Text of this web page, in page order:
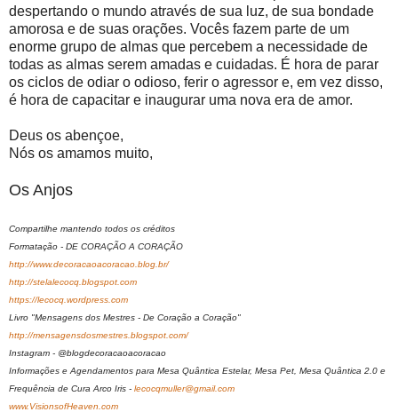
despertando o mundo através de sua luz, de sua bondade
amorosa e de suas orações. Vocês fazem parte de um
enorme grupo de almas que percebem a necessidade de
todas as almas serem amadas e cuidadas. É hora de parar
os ciclos de odiar o odioso, ferir o agressor e, em vez disso,
é hora de capacitar e inaugurar uma nova era de amor.
Deus os abençoe,
Nós os amamos muito,
Os Anjos
Compartilhe mantendo todos os créditos
Formatação - DE CORAÇÃO A CORAÇÃO
http://www.decoracaoacoracao.blog.br/
http://stelalecocq.blogspot.com
https://lecocq.wordpress.com
Livro "Mensagens dos Mestres - De Coração a Coração"
http://mensagensdosmestres.blogspot.com/
Instagram - @blogdecoracaoacoracao
Informações e Agendamentos para Mesa Quântica Estelar, Mesa Pet, Mesa Quântica 2.0 e
Frequência de Cura Arco Iris - lecocqmuller@gmail.com
www.VisionsofHeaven.com